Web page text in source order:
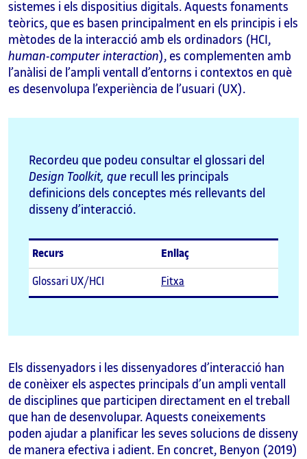
sistemes i els dispositius digitals. Aquests fonaments
teòrics, que es basen principalment en els principis i els
mètodes de la interacció amb els ordinadors (HCI,
human-computer interaction), es complementen amb
l’anàlisi de l’ampli ventall d’entorns i contextos en què
es desenvolupa l’experiència de l’usuari (UX).
Recordeu que podeu consultar el glossari del
Design Toolkit, que recull les principals
definicions dels conceptes més rellevants del
disseny d’interacció.
Recurs Enllaç
Glossari UX/HCI Fitxa
Els dissenyadors i les dissenyadores d’interacció han
de conèixer els aspectes principals d’un ampli ventall
de disciplines que participen directament en el treball
que han de desenvolupar. Aquests coneixements
poden ajudar a planificar les seves solucions de disseny
de manera efectiva i adient. En concret, Benyon (2019)